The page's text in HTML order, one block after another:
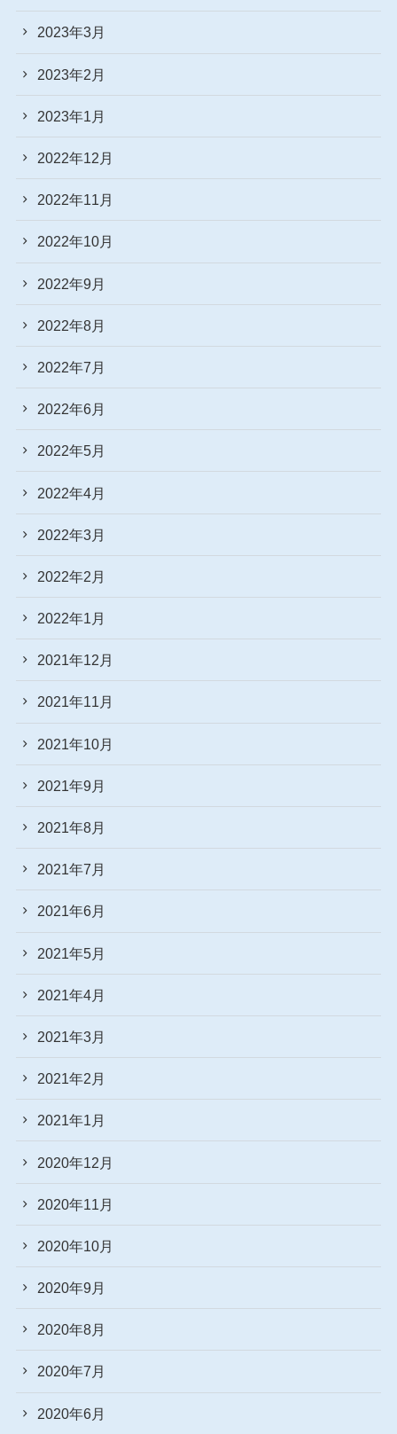
2023年3月
2023年2月
2023年1月
2022年12月
2022年11月
2022年10月
2022年9月
2022年8月
2022年7月
2022年6月
2022年5月
2022年4月
2022年3月
2022年2月
2022年1月
2021年12月
2021年11月
2021年10月
2021年9月
2021年8月
2021年7月
2021年6月
2021年5月
2021年4月
2021年3月
2021年2月
2021年1月
2020年12月
2020年11月
2020年10月
2020年9月
2020年8月
2020年7月
2020年6月